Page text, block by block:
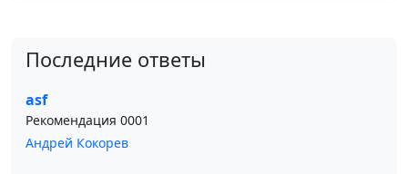
Последние ответы
asf
Рекомендация 0001
Андрей Кокорев